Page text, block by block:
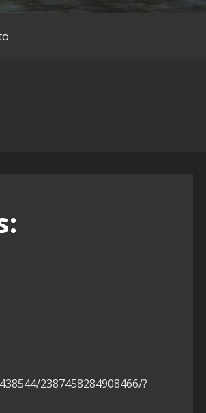
2387458284908466/?